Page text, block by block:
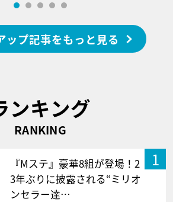
ップ記事をもっと見る
ンキング
RANKING
1
『Mステ』豪華8組が登場！2
3年ぶりに披露される“ミリオ
ンセラー達…